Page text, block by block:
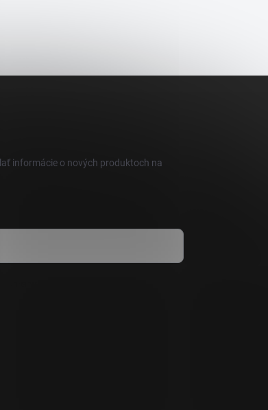
informácie o nových produktoch na